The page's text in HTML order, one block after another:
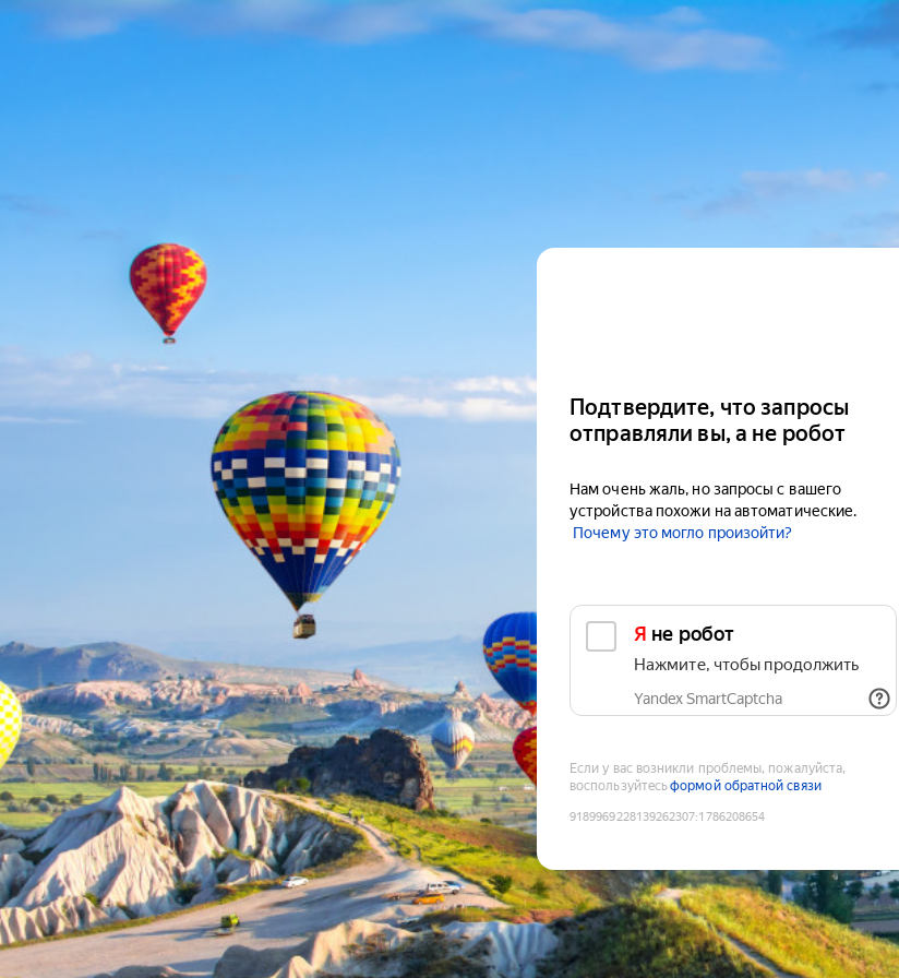
Подтвердите, что запросы
отправляли вы, а не робот
Нам очень жаль, но запросы с вашего
устройства похожи на автоматические.
Почему это могло произойти?
Я не робот
Нажмите, чтобы продолжить
Yandex SmartCaptcha
Если у вас возникли проблемы, пожалуйста,
воспользуйтесьформой обратной связи
9189969228139262307:1786208654